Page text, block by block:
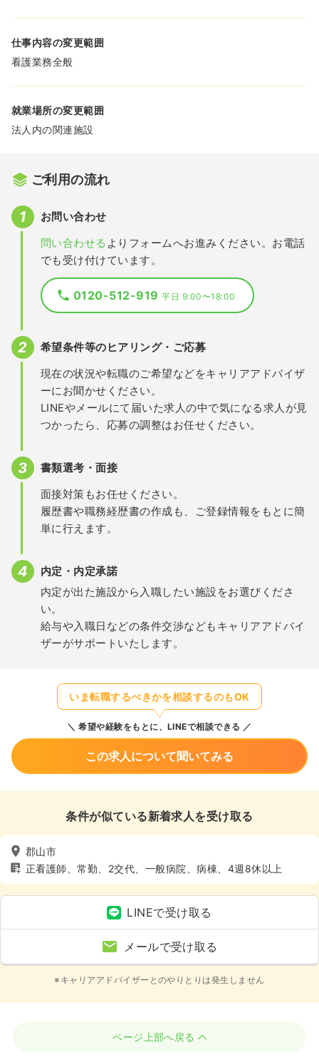
仕事内容の変更範囲
看護業務全般
就業場所の変更範囲
法人内の関連施設
ご利用の流れ
お問い合わせ
問い合わせる よりフォームへお進みください。お電話
でも受け付けています。
0120-512-919平日 9:00〜18:00
希望条件等のヒアリング・ご応募
現在の状況や転職のご希望などをキャリアアドバイザ
ーにお聞かせください。
LINEやメールにて届いた求人の中で気になる求人が見
つかったら、応募の調整はお任せください。
書類選考・面接
面接対策もお任せください。
履歴書や職務経歴書の作成も、ご登録情報をもとに簡
単に行えます。
内定・内定承諾
内定が出た施設から入職したい施設をお選びくださ
い。
給与や入職日などの条件交渉などもキャリアアドバイ
ザーがサポートいたします。
いま転職するべきかを相談するのもOK
希望や経験をもとに、LINEで相談できる
この求人について聞いてみる
条件が似ている新着求人を受け取る
郡山市
正看護師、常勤、2交代、一般病院、病棟、4週8休以上
LINEで受け取る
メールで受け取る
※キャリアアドバイザーとのやりとりは発生しません
ページ上部へ戻る